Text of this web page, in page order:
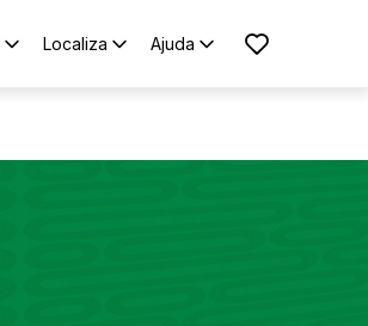
Localiza Ajuda